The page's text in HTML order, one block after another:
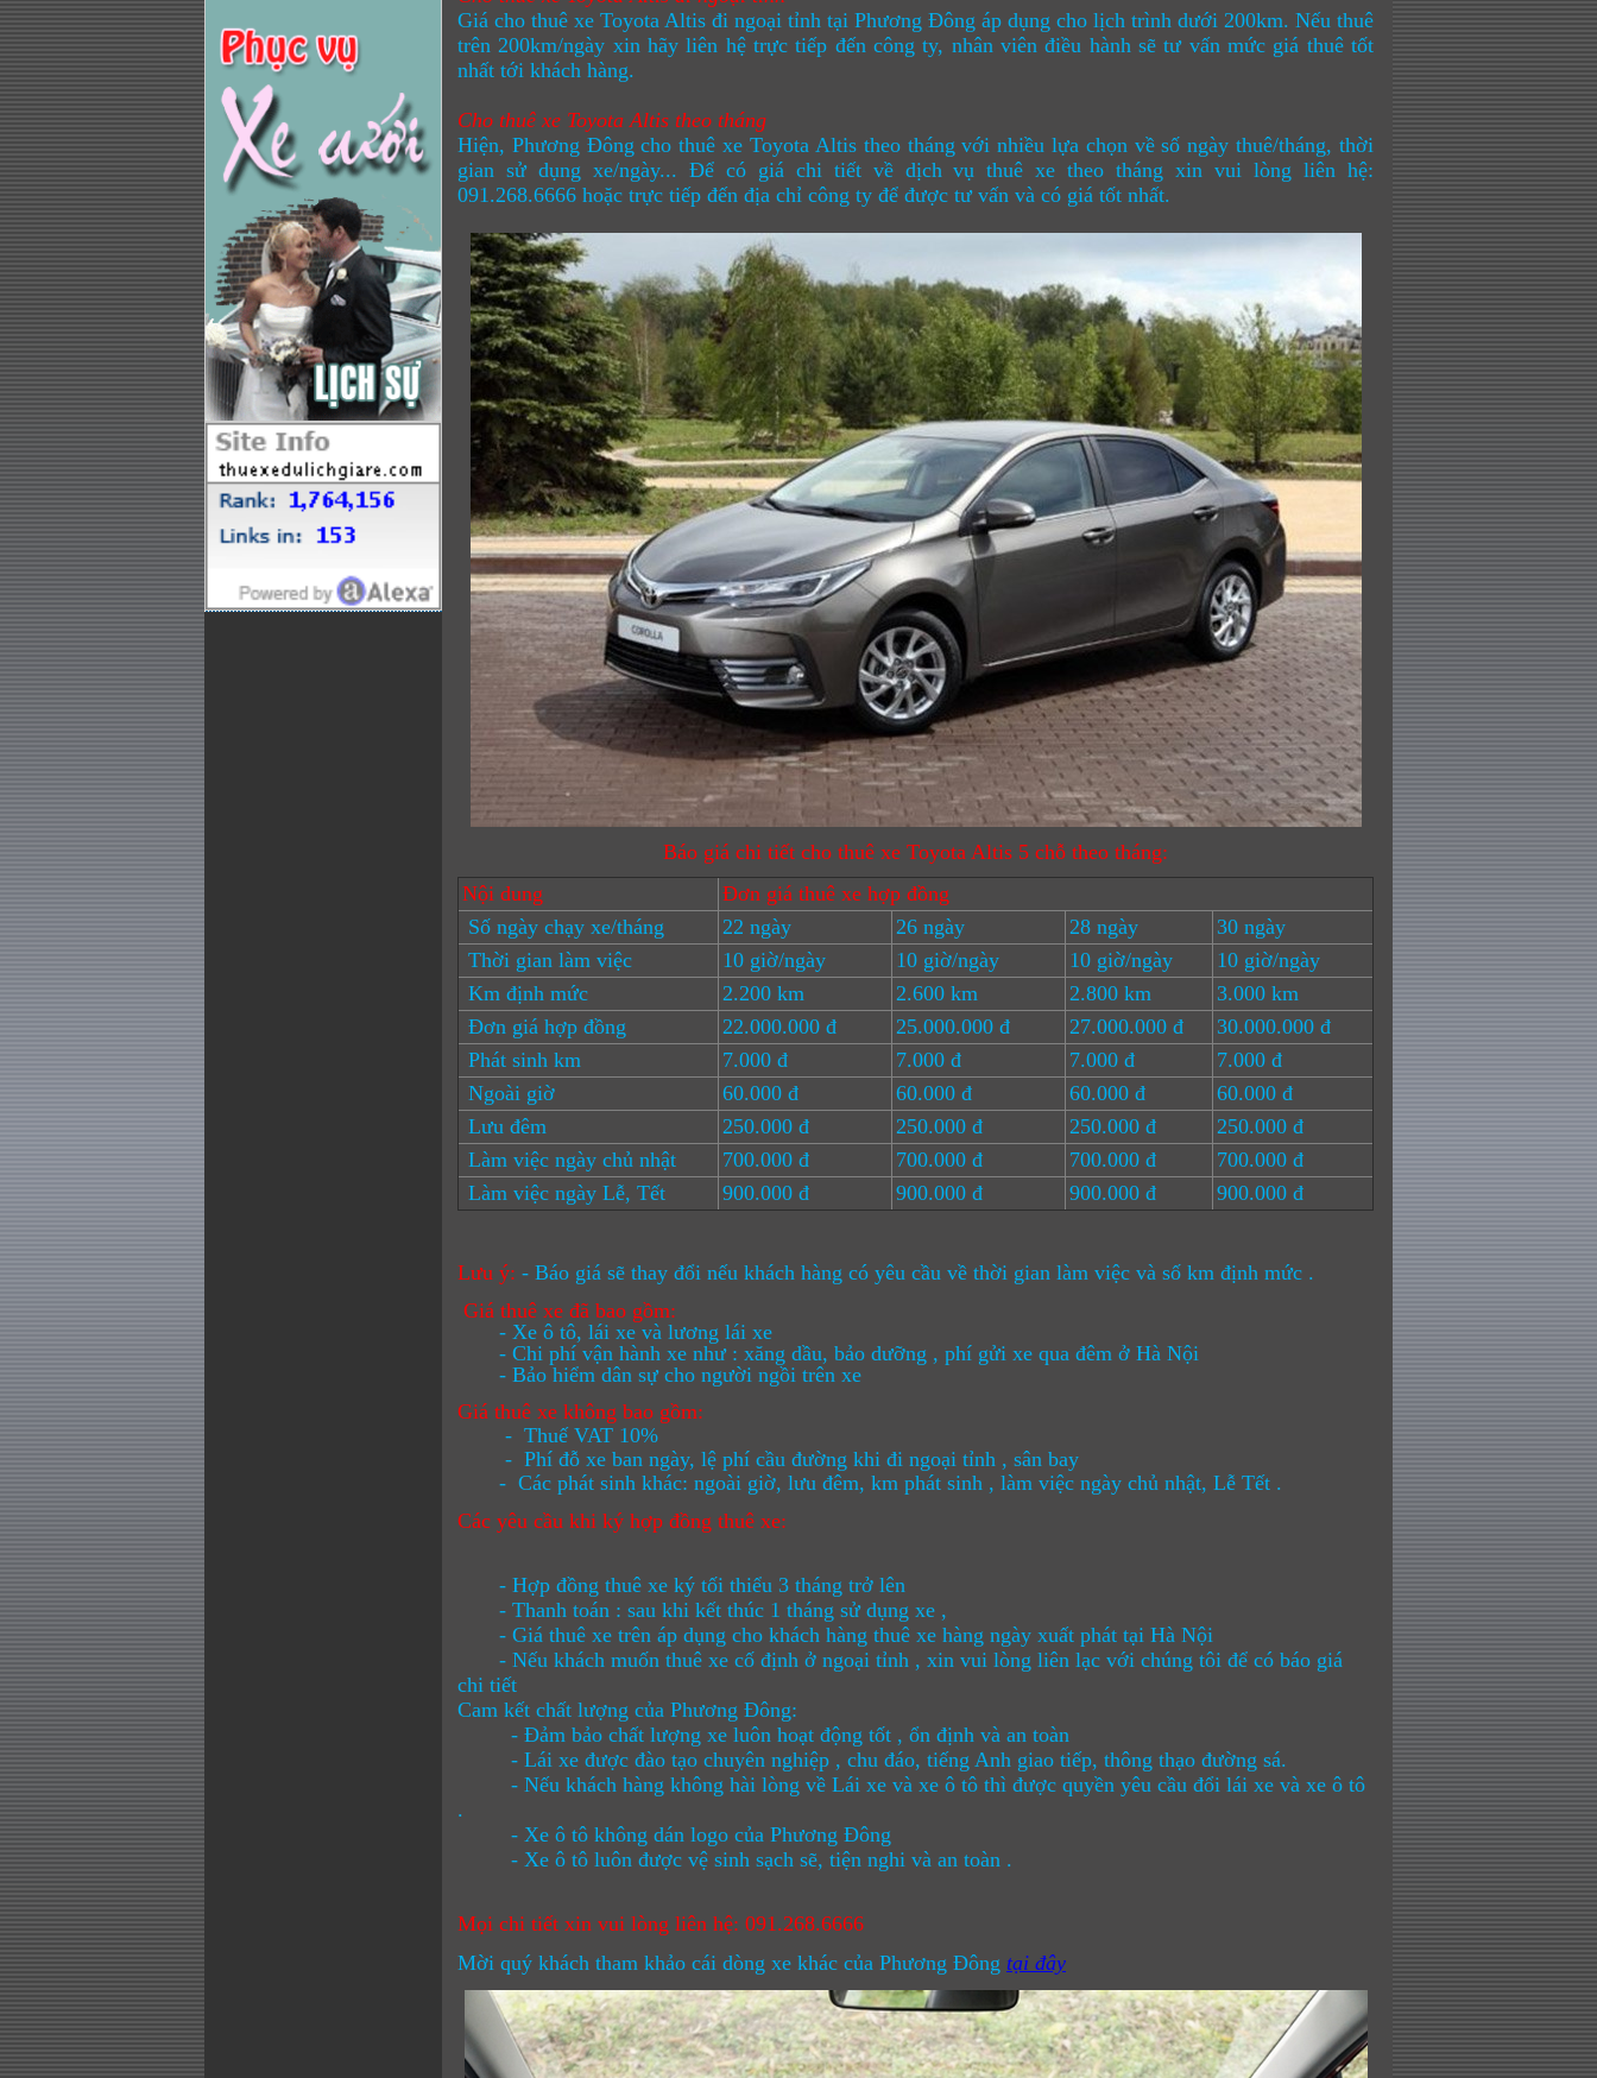
Giá cho thuê xe Toyota Altis đi ngoại tỉnh tại Phương Đông áp dụng cho lịch trình dưới 200km. Nếu thuê
trên 200km/ngày xin hãy liên hệ trực tiếp đến công ty, nhân viên điều hành sẽ tư vấn mức giá thuê tốt
nhất tới khách hàng.
Cho thuê xe Toyota Altis theo tháng
Hiện, Phương Đông cho thuê xe Toyota Altis theo tháng với nhiều lựa chọn về số ngày thuê/tháng, thời
gian sử dụng xe/ngày... Để có giá chi tiết về dịch vụ thuê xe theo tháng xin vui lòng liên hệ:
091.268.6666 hoặc trực tiếp đến địa chỉ công ty để được tư vấn và có giá tốt nhất.
Báo giá chi tiết cho thuê xe Toyota Altis 5 chỗ theo tháng:
Nội dung
Đơn giá thuê xe hợp đồng
Số ngày chạy xe/tháng
22 ngày 26 ngày 28 ngày
30 ngày
Thời gian làm việc
10 giờ/ngày 10 giờ/ngày 10 giờ/ngày
10 giờ/ngày
Km định mức
2.200 km 2.600 km 2.800 km
3.000 km
Đơn giá hợp đồng
22.000.000 đ 25.000.000 đ 27.000.000 đ
30.000.000 đ
Phát sinh km
7.000 đ 7.000 đ 7.000 đ
7.000 đ
Ngoài giờ
60.000 đ 60.000 đ 60.000 đ
60.000 đ
Lưu đêm
250.000 đ 250.000 đ 250.000 đ
250.000 đ
Làm việc ngày chủ nhật
700.000 đ 700.000 đ 700.000 đ
700.000 đ
Làm việc ngày Lễ, Tết
900.000 đ 900.000 đ 900.000 đ 900.000 đ
Lưu ý: - Báo giá sẽ thay đổi nếu khách hàng có yêu cầu về thời gian làm việc và số km định mức .
Giá thuê xe đã bao gồm:
- Xe ô tô, lái xe và lương lái xe
- Chi phí vận hành xe như : xăng dầu, bảo dưỡng , phí gửi xe qua đêm ở Hà Nội
- Bảo hiểm dân sự cho người ngồi trên xe
Giá thuê xe không bao gồm:
- Thuế VAT 10%
- Phí đỗ xe ban ngày, lệ phí cầu đường khi đi ngoại tỉnh , sân bay
- Các phát sinh khác: ngoài giờ, lưu đêm, km phát sinh , làm việc ngày chủ nhật, Lễ Tết .
Các yêu cầu khi ký hợp đồng thuê xe:
- Hợp đồng thuê xe ký tối thiểu 3 tháng trở lên
- Thanh toán : sau khi kết thúc 1 tháng sử dụng xe ,
- Giá thuê xe trên áp dụng cho khách hàng thuê xe hàng ngày xuất phát tại Hà Nội
- Nếu khách muốn thuê xe cố định ở ngoại tỉnh , xin vui lòng liên lạc với chúng tôi để có báo giá
chi tiết
Cam kết chất lượng của Phương Đông:
- Đảm bảo chất lượng xe luôn hoạt động tốt , ổn định và an toàn
- Lái xe được đào tạo chuyên nghiệp , chu đáo, tiếng Anh giao tiếp, thông thạo đường sá.
- Nếu khách hàng không hài lòng về Lái xe và xe ô tô thì được quyền yêu cầu đổi lái xe và xe ô tô
.
- Xe ô tô không dán logo của Phương Đông
- Xe ô tô luôn được vệ sinh sạch sẽ, tiện nghi và an toàn .
Mọi chi tiết xin vui lòng liên hệ: 091.268.6666
Mời quý khách tham khảo cái dòng xe khác của Phương Đông tại đây